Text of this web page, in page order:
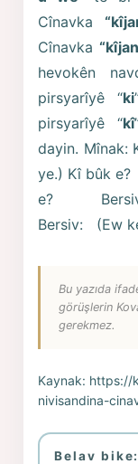
Cînavka
Cînavka
hevokên
pirsyarîyê “ki
pirsyarîyê “kî
dayin.
ye.) Kî bûk
e? Bersiv:
Bersiv: (Ew
Bu yazıda
görüşlerin
gerekmez.
Kaynak: https://
nivisandina-
Belav bike: